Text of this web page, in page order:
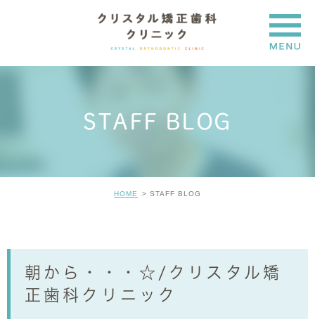
STAFF BLOG
HOME STAFF BLOG
朝から・・・☆/クリスタル矯
正歯科クリニック